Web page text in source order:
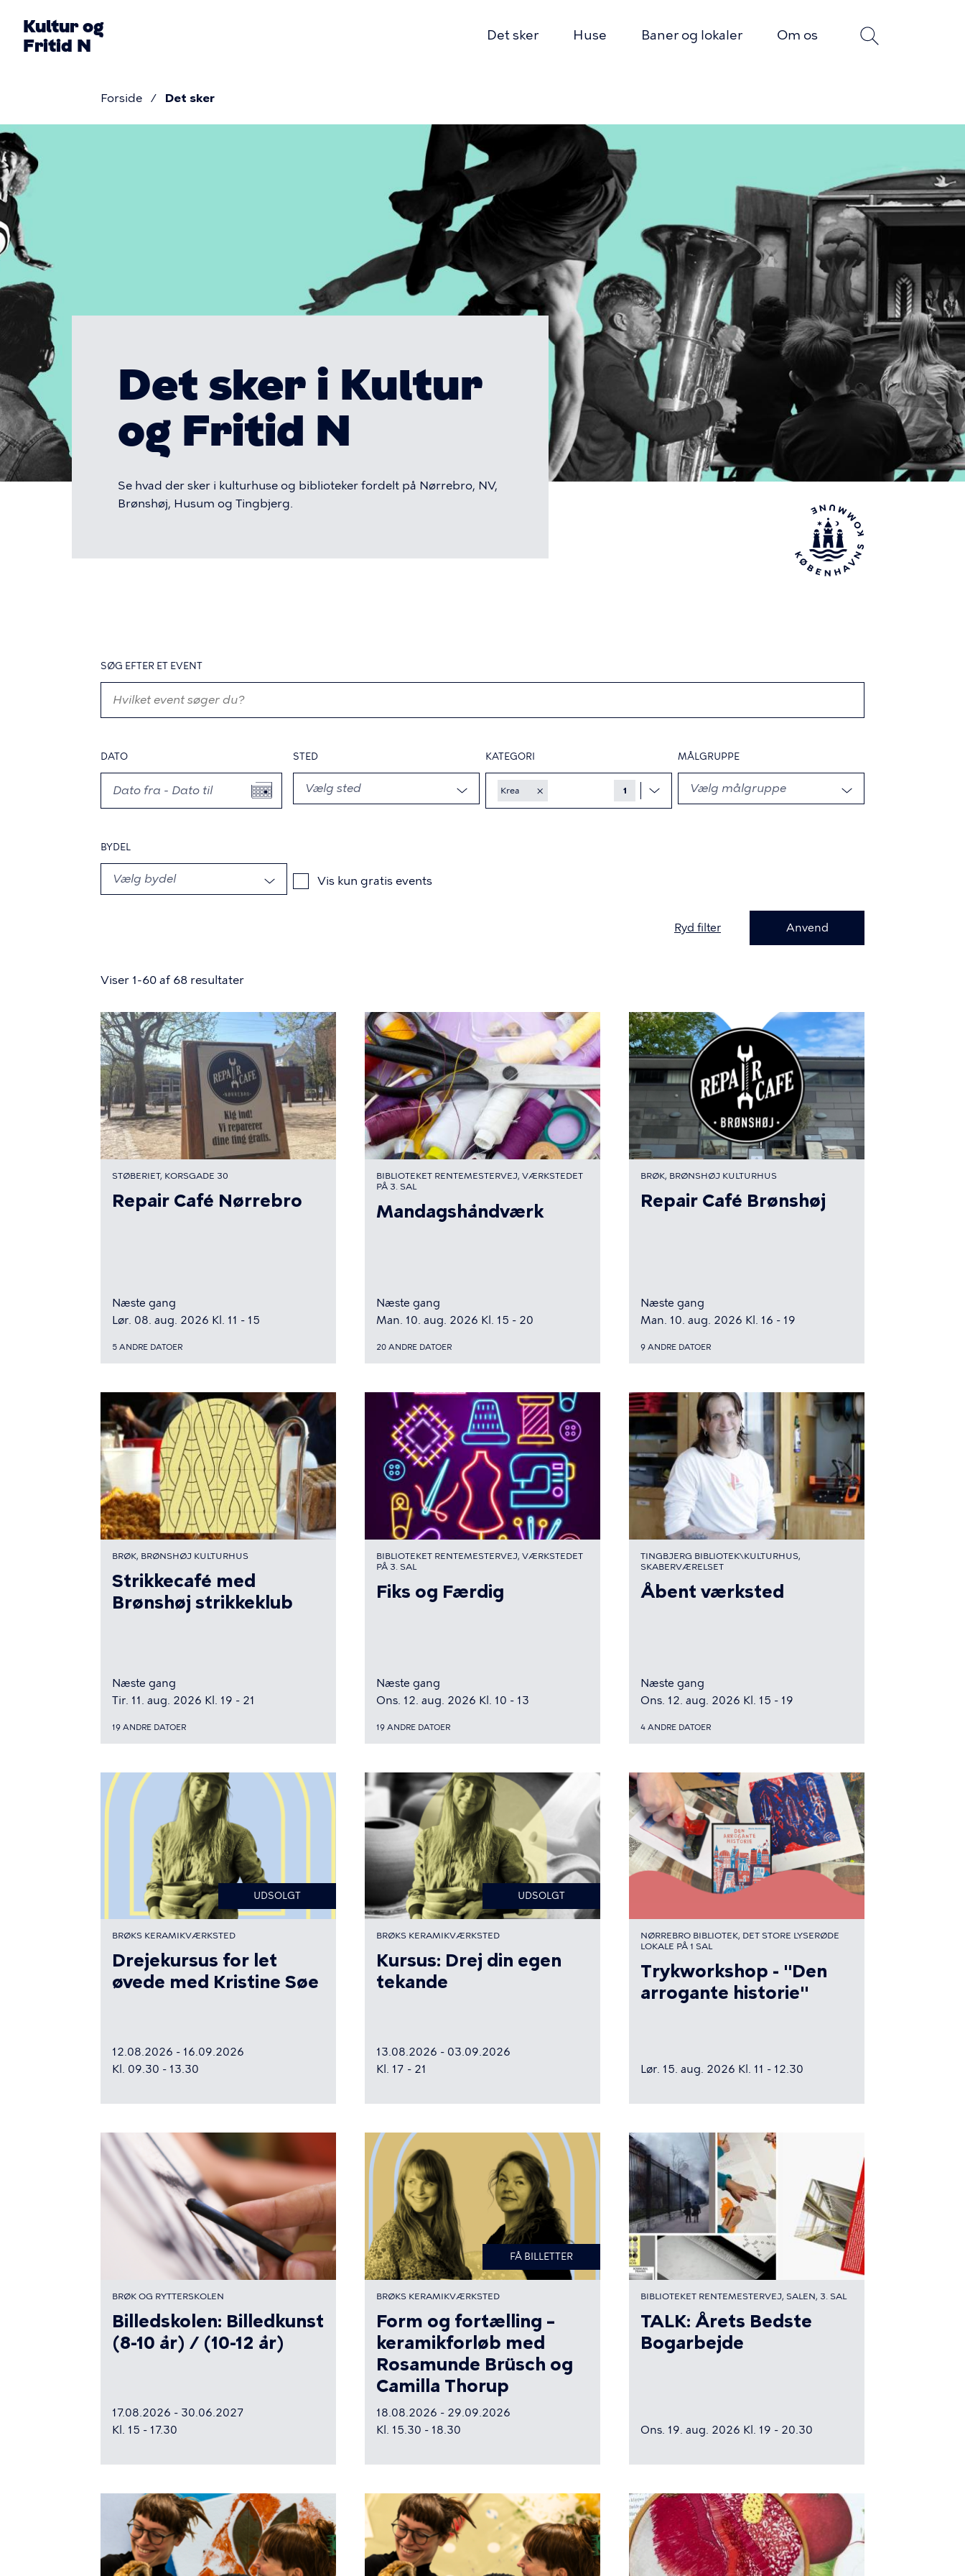
hovedindhold
Kultur og
Fritid N
navigation
Det sker Huse Baner og lokaler Om os
Brødkrumme
Forside Det sker
Kultur
og
Fritid
N
Billede
Det sker i Kultur
og Fritid N
Se hvad der sker i kulturhuse og biblioteker fordelt på Nørrebro, NV,
Brønshøj, Husum og Tingbjerg.
SØG EFTER ET EVENT
DATO STED KATEGORI
×
Krea 1
MÅLGRUPPE
BYDEL
Vis kun gratis events
Viser 1-60 af 68 resultater
STØBERIET, KORSGADE 30
Repair Café Nørrebro
Næste gang
Lør. 08. aug. 2026 Kl. 11 - 15
5 ANDRE DATOER
BIBLIOTEKET RENTEMESTERVEJ, VÆRKSTEDET
PÅ 3. SAL
Mandagshåndværk
Næste gang
Man. 10. aug. 2026 Kl. 15 - 20
20 ANDRE DATOER
BRØK, BRØNSHØJ KULTURHUS
Repair Café Brønshøj
Næste gang
Man. 10. aug. 2026 Kl. 16 - 19
9 ANDRE DATOER
BRØK, BRØNSHØJ KULTURHUS
Strikkecafé med
Brønshøj strikkeklub
Næste gang
Tir. 11. aug. 2026 Kl. 19 - 21
19 ANDRE DATOER
BIBLIOTEKET RENTEMESTERVEJ, VÆRKSTEDET
PÅ 3. SAL
Fiks og Færdig
Næste gang
Ons. 12. aug. 2026 Kl. 10 - 13
19 ANDRE DATOER
TINGBJERG BIBLIOTEK\KULTURHUS,
SKABERVÆRELSET
Åbent værksted
Næste gang
Ons. 12. aug. 2026 Kl. 15 - 19
4 ANDRE DATOER
UDSOLGT
BRØKS KERAMIKVÆRKSTED
Drejekursus for let
øvede med Kristine Søe
12.08.2026 - 16.09.2026
Kl. 09.30 - 13.30
UDSOLGT
BRØKS KERAMIKVÆRKSTED
Kursus: Drej din egen
tekande
13.08.2026 - 03.09.2026
Kl. 17 - 21
NØRREBRO BIBLIOTEK, DET STORE LYSERØDE
LOKALE PÅ 1 SAL
Trykworkshop - "Den
arrogante historie"
Lør. 15. aug. 2026 Kl. 11 - 12.30
BRØK OG RYTTERSKOLEN
Billedskolen: Billedkunst
(8-10 år) / (10-12 år)
17.08.2026 - 30.06.2027
Kl. 15 - 17.30
FÅ BILLETTER
BRØKS KERAMIKVÆRKSTED
Form og fortælling –
keramikforløb med
Rosamunde Brüsch og
Camilla Thorup
18.08.2026 - 29.09.2026
Kl. 15.30 - 18.30
BIBLIOTEKET RENTEMESTERVEJ, SALEN, 3. SAL
TALK: Årets Bedste
Bogarbejde
Ons. 19. aug. 2026 Kl. 19 - 20.30